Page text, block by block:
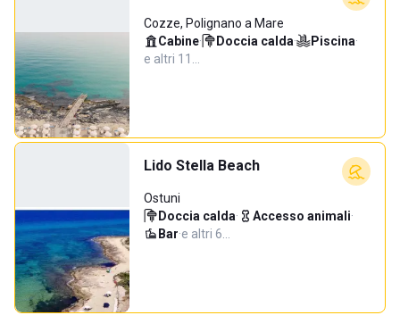
Cozze, Polignano a Mare
Cabine· Doccia calda· Piscina·
e altri 11…
Lido Stella Beach
Ostuni
Doccia calda· Accesso animali·
Bar·e altri 6…